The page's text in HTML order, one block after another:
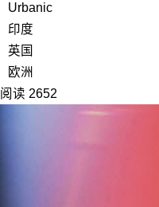
Urbanic
印度
英国
欧洲
阅读 2652